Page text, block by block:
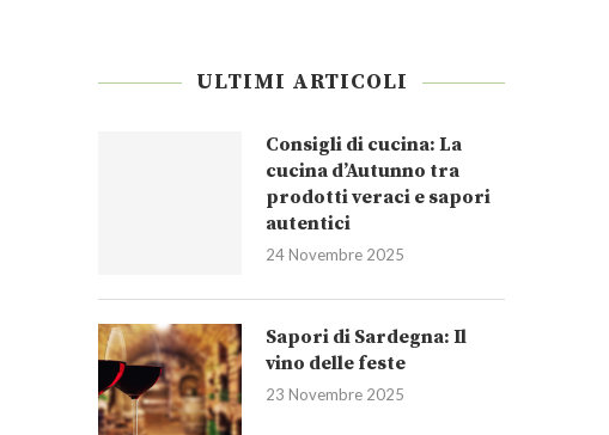
ULTIMI ARTICOLI
Consigli di cucina: La
cucina d’Autunno tra
prodotti veraci e sapori
autentici
24 Novembre 2025
Sapori di Sardegna: Il
vino delle feste
23 Novembre 2025